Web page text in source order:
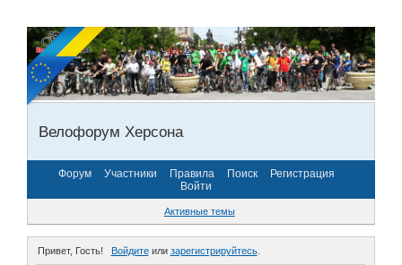
Велофорум Херсона
Форум Участники Правила Поиск
Регистрация
Войти
Активные темы
Привет, Гость! Войдитеили зарегистрируйтесь.